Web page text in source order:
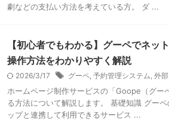
劇などの支払い方法を考えている方。 ダ ...
【初心者でもわかる】グーペでネッ
操作方法をわかりやすく解説
2026/3/17 グーペ 予約管理システム 外
ホームページ制作サービスの「Goope（グー
る方法について解説します。 基礎知識 グー
ップと連携して利用できるサービス ...